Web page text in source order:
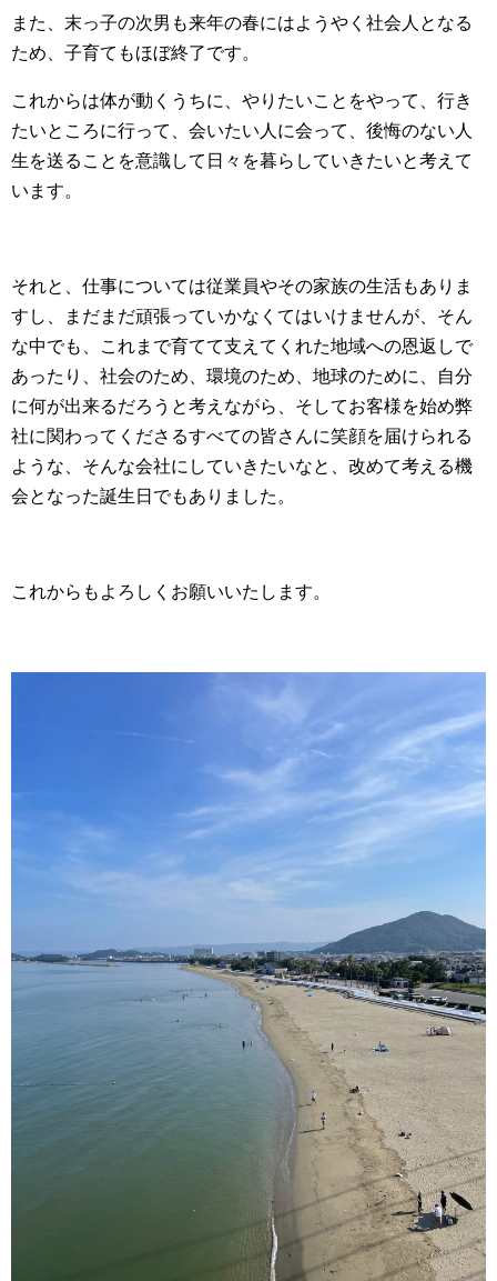
また、末っ子の次男も来年の春にはようやく社会人となる
ため、子育てもほぼ終了です。
これからは体が動くうちに、やりたいことをやって、行き
たいところに行って、会いたい人に会って、後悔のない人
生を送ることを意識して日々を暮らしていきたいと考えて
います。
それと、仕事については従業員やその家族の生活もありま
すし、まだまだ頑張っていかなくてはいけませんが、そん
な中でも、これまで育てて支えてくれた地域への恩返しで
あったり、社会のため、環境のため、地球のために、自分
に何が出来るだろうと考えながら、そしてお客様を始め弊
社に関わってくださるすべての皆さんに笑顔を届けられる
ような、そんな会社にしていきたいなと、改めて考える機
会となった誕生日でもありました。
これからもよろしくお願いいたします。